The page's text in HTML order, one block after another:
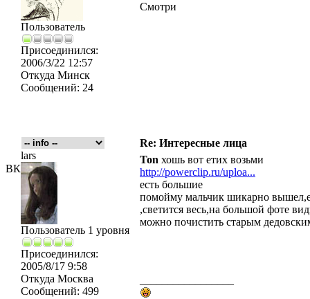
ВК
Пользователь
Присоединился:
2006/3/22 12:57
Откуда Минск
Сообщений: 24
Смотри
Re: Интересные лица
lars
Пользователь 1 уровня
Присоединился:
2005/8/17 9:58
Откуда Москва
Сообщений: 499
Ton хошь вот етих возьми
http://powerclip.ru/uploa...
есть большие
помойму мальчик шикарно
,светится весь,на большой фоте
можно почистить старым